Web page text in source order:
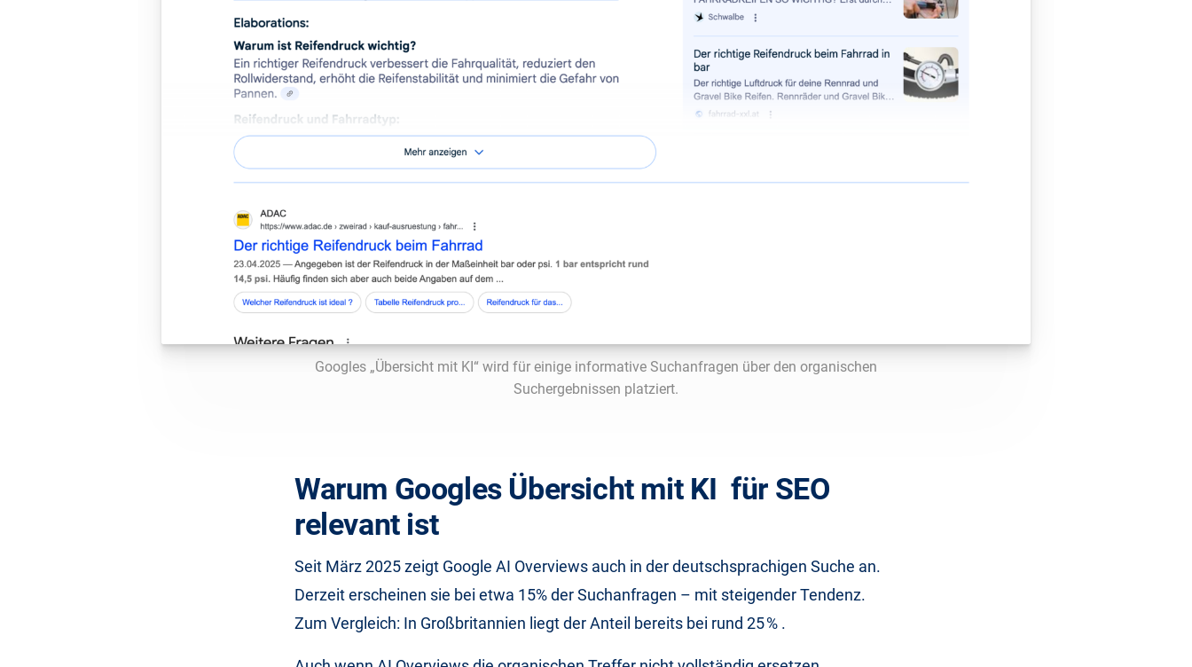
Googles „Übersicht mit KI“ wird für einige informative Suchanfragen über den organischen
Suchergebnissen platziert.
Warum Googles Übersicht mit KI für SEO
relevant ist
Seit März 2025 zeigt Google AI Overviews auch in der deutschsprachigen Suche an.
Derzeit erscheinen sie bei etwa 15% der Suchanfragen – mit steigender Tendenz.
Zum Vergleich: In Großbritannien liegt der Anteil bereits bei rund 25 % .